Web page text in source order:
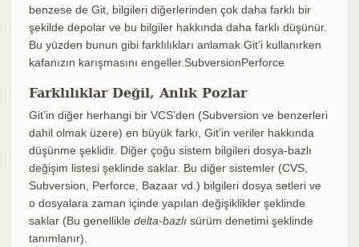
benzese de Git, bilgileri diğerlerinden çok daha farklı bir
şekilde depolar ve bu bilgiler hakkında daha farklı düşünür.
Bu yüzden bunun gibi farklılıkları anlamak Git’i kullanırken
kafanızın karışmasını engeller.SubversionPerforce
Farklılıklar Değil, Anlık Pozlar
Git’in diğer herhangi bir VCS’den (Subversion ve benzerleri
dahil olmak üzere) en büyük farkı, Git’in veriler hakkında
düşünme şeklidir. Diğer çoğu sistem bilgileri dosya-bazlı
değişim listesi şeklinde saklar. Bu diğer sistemler (CVS,
Subversion, Perforce, Bazaar vd.) bilgileri dosya setleri ve
o dosyalara zaman içinde yapılan değişiklikler şeklinde
saklar (Bu genellikle delta-bazlısürüm denetimi şeklinde
tanımlanır).